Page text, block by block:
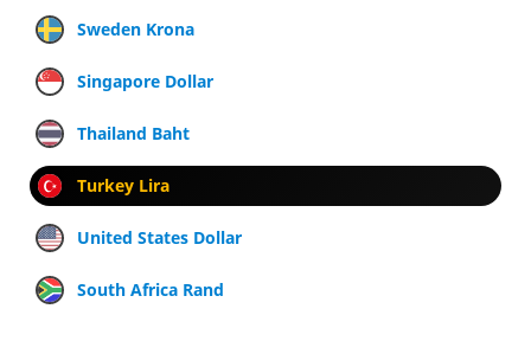
Sweden Krona
Singapore Dollar
Thailand Baht
Turkey Lira
United States Dollar
South Africa Rand